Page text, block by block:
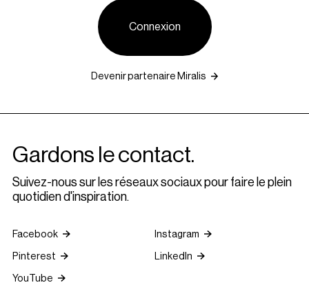
Connexion
Devenir partenaire Miralis
Gardons le contact.
Suivez-nous sur les réseaux sociaux pour faire le plein
quotidien d'inspiration.
Facebook
Instagram
Pinterest
LinkedIn
YouTube